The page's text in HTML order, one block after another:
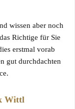
wissen aber noch
Richtige für Sie
erstmal vorab
gut durchdachten
Wittl